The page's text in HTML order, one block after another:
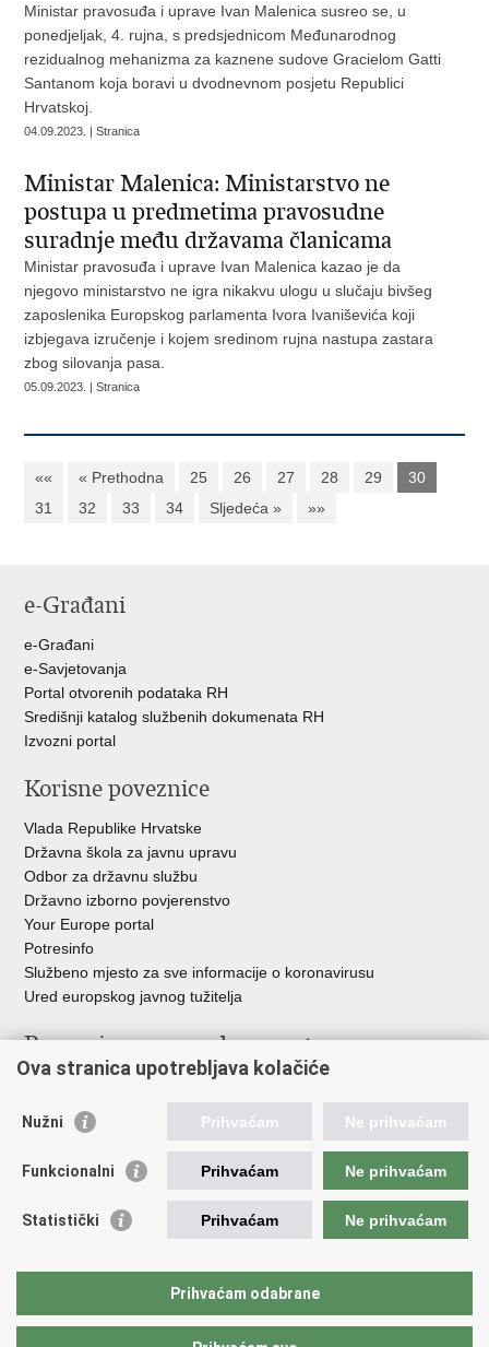
Ministar pravosuđa i uprave Ivan Malenica susreo se, u
ponedjeljak, 4. rujna, s predsjednicom Međunarodnog
rezidualnog mehanizma za kaznene sudove Gracielom Gatti
Santanom koja boravi u dvodnevnom posjetu Republici
Hrvatskoj.
04.09.2023. | Stranica
Ministar Malenica: Ministarstvo ne
postupa u predmetima pravosudne
suradnje među državama članicama
Ministar pravosuđa i uprave Ivan Malenica kazao je da
njegovo ministarstvo ne igra nikakvu ulogu u slučaju bivšeg
zaposlenika Europskog parlamenta Ivora Ivaniševića koji
izbjegava izručenje i kojem sredinom rujna nastupa zastara
zbog silovanja pasa.
05.09.2023. | Stranica
«« « Prethodna 25 26 27 28 29
30
31
32 33 34 Sljedeća » »»
e-Građani
e-Građani
e-Savjetovanja
Portal otvorenih podataka RH
Središnji katalog službenih dokumenata RH
Izvozni portal
Korisne poveznice
Vlada Republike Hrvatske
Državna škola za javnu upravu
Odbor za državnu službu
Državno izborno povjerenstvo
Your Europe portal
Potresinfo
Službeno mjesto za sve informacije o koronavirusu
Ured europskog javnog tužitelja
Poveznice pravosudnog sustava
Državno odvjetništvo
Ured za suzbijanje korupcije i organiziranog kriminaliteta
Državnoodvjetničko vijeće
Hrvatska odvjetnička komora
Europski pravosudni portal
Ova stranica upotrebljava kolačiće
Nužni Prihvaćam Ne prihvaćam
Funkcionalni Prihvaćam Ne prihvaćam
Statistički Prihvaćam Ne prihvaćam
Prihvaćam odabrane